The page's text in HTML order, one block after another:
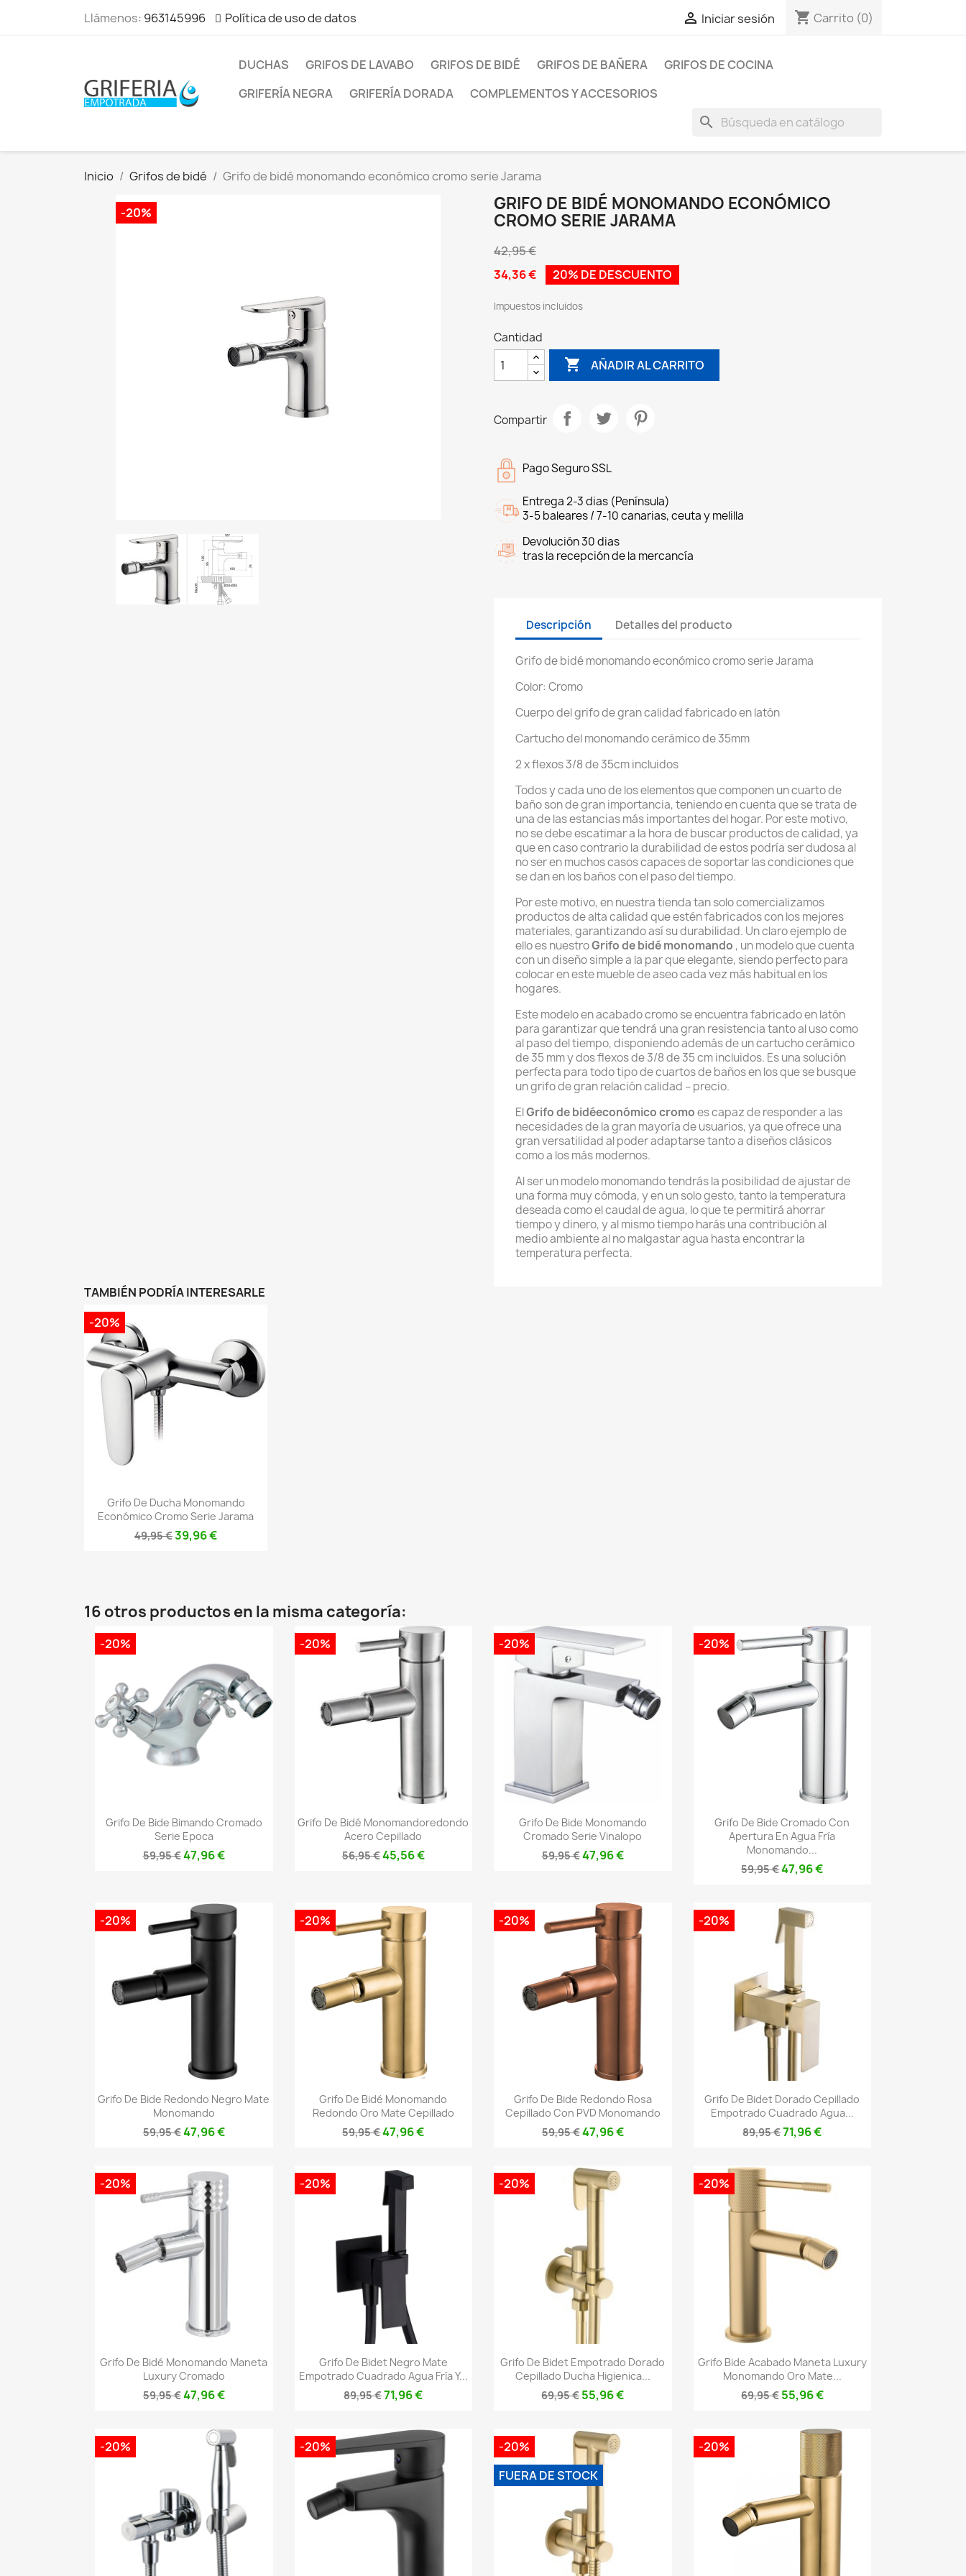
Llámenos: 963145996 Política de uso de datos  Iniciar sesión shopping_cart Carrito (0)
DUCHAS GRIFOS DE LAVABO GRIFOS DE BIDÉ GRIFOS DE BAÑERA
GRIFOS DE COCINA
GRIFERÍA NEGRA
GRIFERÍA DORADA COMPLEMENTOS Y ACCESORIOS
search
Inicio Grifos de bidé Grifo de bidé monomando económico cromo serie Jarama
-20%
GRIFO DE BIDÉ MONOMANDO ECONÓMICO
CROMO SERIE JARAMA
42,95 €
34,36 €
20% DE DESCUENTO
Impuestos incluidos
Cantidad
 AÑADIR AL CARRITO
Compartir
Pago Seguro SSL
Entrega 2-3 dias (Península)
3-5 baleares / 7-10 canarias, ceuta y melilla
Devolución 30 dias
tras la recepción de la mercancía
Descripción Detalles del producto
Grifo de bidé monomando económico cromo serie Jarama
Color: Cromo
Cuerpo del grifo de gran calidad fabricado en latón
Cartucho del monomando cerámico de 35mm
2 x flexos 3/8 de 35cm incluidos
Todos y cada uno de los elementos que componen un cuarto de
baño son de gran importancia, teniendo en cuenta que se trata de
una de las estancias más importantes del hogar. Por este motivo,
no se debe escatimar a la hora de buscar productos de calidad, ya
que en caso contrario la durabilidad de estos podría ser dudosa al
no ser en muchos casos capaces de soportar las condiciones que
se dan en los baños con el paso del tiempo.
Por este motivo, en nuestra tienda tan solo comercializamos
productos de alta calidad que estén fabricados con los mejores
materiales, garantizando así su durabilidad. Un claro ejemplo de
ello es nuestroGrifo de bidé monomando , un modelo que cuenta
con un diseño simple a la par que elegante, siendo perfecto para
colocar en este mueble de aseo cada vez más habitual en los
hogares.
Este modelo en acabado cromo se encuentra fabricado en latón
para garantizar que tendrá una gran resistencia tanto al uso como
al paso del tiempo, disponiendo además de un cartucho cerámico
de 35 mm y dos flexos de 3/8 de 35 cm incluidos. Es una solución
perfecta para todo tipo de cuartos de baños en los que se busque
un grifo de gran relación calidad – precio.
ElGrifo de bidéeconómico cromoes capaz de responder a las
necesidades de la gran mayoría de usuarios, ya que ofrece una
gran versatilidad al poder adaptarse tanto a diseños clásicos
como a los más modernos.
Al ser un modelo monomando tendrás la posibilidad de ajustar de
una forma muy cómoda, y en un solo gesto, tanto la temperatura
deseada como el caudal de agua, lo que te permitirá ahorrar
tiempo y dinero, y al mismo tiempo harás una contribución al
medio ambiente al no malgastar agua hasta encontrar la
temperatura perfecta.
TAMBIÉN PODRÍA INTERESARLE
Vista rápida
Grifo De Ducha Monomando
Económico Cromo Serie Jarama
49,95 €39,96 €
-20%
16 otros productos en la misma categoría:
Vista rápida
Grifo De Bide Bimando Cromado
Serie Epoca
59,95 €47,96 €
-20%
Vista rápida
Grifo De Bidé Monomandoredondo
Acero Cepillado
56,95 €45,56 €
-20%
Vista rápida
Grifo De Bide Monomando
Cromado Serie Vinalopo
59,95 €47,96 €
-20%
 Vista rápida
Grifo De Bide Cromado Con
Apertura En Agua Fría
Monomando...
59,95 €47,96 €
-20%
Vista rápida
Grifo De Bide Redondo Negro Mate
Monomando
59,95 €47,96 €
-20%
Vista rápida
Grifo De Bidé Monomando
Redondo Oro Mate Cepillado
59,95 €47,96 €
-20%
Vista rápida
Grifo De Bide Redondo Rosa
Cepillado Con PVD Monomando
59,95 €47,96 €
-20%
Vista rápida
Grifo De Bidet Dorado Cepillado
Empotrado Cuadrado Agua...
89,95 €71,96 €
-20%
Vista rápida
Grifo De Bidé Monomando Maneta
Luxury Cromado
59,95 €47,96 €
-20%
Vista rápida
Grifo De Bidet Negro Mate
Empotrado Cuadrado Agua Fría Y...
89,95 €71,96 €
-20%
Vista rápida
Grifo De Bidet Empotrado Dorado
Cepillado Ducha Higienica...
69,95 €55,96 €
-20%
Vista rápida
Grifo Bide Acabado Maneta Luxury
Monomando Oro Mate...
69,95 € 55,96 €
-20%
-20% -20%
-20%
FUERA DE STOCK
-20%